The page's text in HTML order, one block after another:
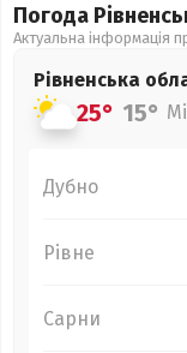
Погода
Актуальна інформація
Рівненська
25° 15°
Дубно
Рівне
Сарни